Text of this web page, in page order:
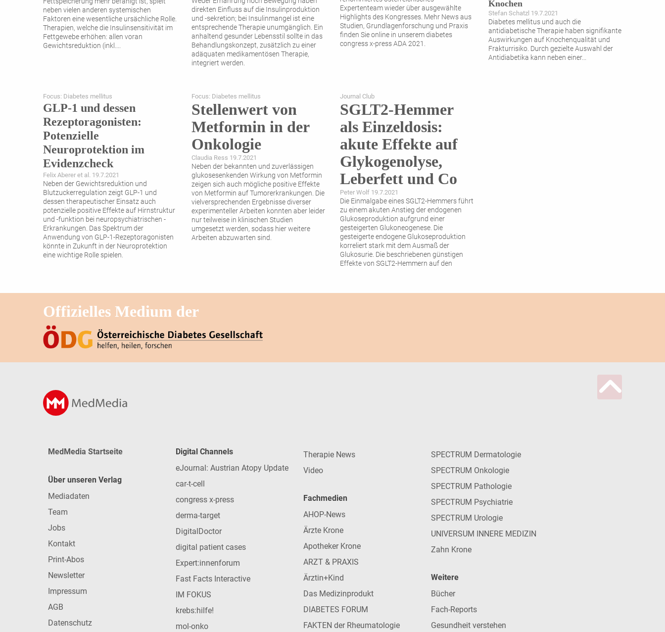
neben vielen anderen systemischen
Faktoren eine wesentliche ursächliche Rolle.
Therapien, welche die Insulinsensitivität im
Fettgewebe erhöhen: allen voran
Gewichtsreduktion (inkl....
direkten Einfluss auf die Insulinproduktion
und -sekretion; bei Insulinmangel ist eine
entsprechende Therapie unumgänglich. Ein
anhaltend gesunder Lebensstil sollte in das
Behandlungskonzept, zusätzlich zu einer
adäquaten ­medikamentösen Therapie,
integriert werden.
Expertenteam wieder über ausgewählte
Highlights des Kongresses. Mehr News aus
Studien, Grundlagenforschung und Praxis
finden Sie online in unserem diabetes
congress x-press ADA 2021.
Knochen
Stefan Schatzl 19.7.2021
Diabetes mellitus und auch die
antidiabetische Therapie haben signifikante
Auswirkungen auf ­Knochenqualität und
Frakturrisiko. Durch gezielte Auswahl der
Antidiabetika kann neben einer...
Focus: Diabetes mellitus
GLP-1 und dessen
Rezeptoragonisten:
Potenzielle
Neuroprotektion im
Evidenzcheck
Felix Aberer et al. 19.7.2021
Neben der Gewichtsreduktion und
Blutzuckerregulation zeigt GLP-1 und
dessen therapeutischer ­Einsatz auch
potenzielle positive Effekte auf Hirnstruktur
und -funktion bei neuropsychiatrischen ­
Erkrankungen. Das Spektrum der
Anwendung von GLP-1-Rezeptoragonisten
könnte in Zukunft in der Neuroprotektion
eine wichtige Rolle spielen.
Focus: Diabetes mellitus
Stellenwert von
Metformin in der
Onkologie
Claudia Ress 19.7.2021
Neben der bekannten und zuverlässigen
glukosesenkenden Wirkung von Metformin
zeigen sich auch mögliche positive Effekte
von Metformin auf Tumorerkrankungen. Die
vielversprechenden Ergebnisse diverser
experimenteller Arbeiten konnten aber leider
nur teilweise in klinischen Studien
umgesetzt werden, sodass hier weitere
Arbeiten abzuwarten sind.
Journal Club
SGLT2-Hemmer
als Einzeldosis:
akute Effekte auf
Glykogenolyse,
Leberfett und Co
Peter Wolf 19.7.2021
Die Einmalgabe eines SGLT2-Hemmers führt
zu einem akuten Anstieg der endogenen
Glukoseproduktion aufgrund einer
gesteigerten Glukoneogenese. Die
gesteigerte endogene Glukoseproduktion
korreliert stark mit dem Ausmaß der
Glukosurie. Die beschriebenen günstigen
Effekte von SGLT2-Hemmern auf den
Offizielles Medium der
MedMedia Startseite
Über unseren Verlag
Mediadaten
Team
Jobs
Kontakt
Print-Abos
Newsletter
Impressum
AGB
Datenschutz
Digital Channels
eJournal: Austrian Atopy Update
car-t-cell
congress x-press
derma-target
DigitalDoctor
digital patient cases
Expert:innenforum
Fast Facts Interactive
IM FOKUS
krebs:hilfe!
mol-onko
Therapie News
Video
Fachmedien
AHOP-News
Ärzte Krone
Apotheker Krone
ARZT & PRAXIS
Ärztin+Kind
Das Medizinprodukt
DIABETES FORUM
FAKTEN der Rheumatologie
SPECTRUM Dermatologie
SPECTRUM Onkologie
SPECTRUM Pathologie
SPECTRUM Psychiatrie
SPECTRUM Urologie
UNIVERSUM INNERE MEDIZIN
Zahn Krone
Weitere
Bücher
Fach-Reports
Gesundheit verstehen